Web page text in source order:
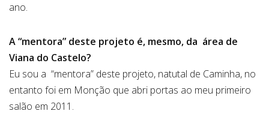
ano.
A “mentora” deste projeto é, mesmo, da área de
Viana do Castelo?
Eu sou a “mentora” deste projeto, natutal de Caminha, no
entanto foi em Monção que abri portas ao meu primeiro
salão em 2011.